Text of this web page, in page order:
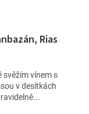
Rias
svěžím vínem s
v desítkách